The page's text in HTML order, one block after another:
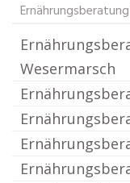
Wesermarsch